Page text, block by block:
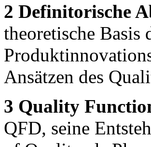
2 Definitorische
theoretische
Ansätzen des
3 Quality
QFD, seine